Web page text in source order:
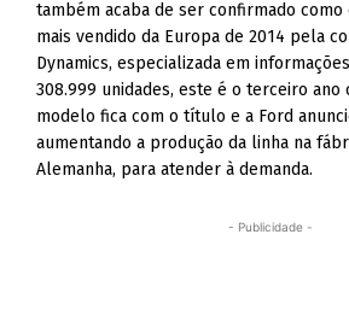
também acaba de ser confirmado
mais vendido da Europa de 2014 pela
Dynamics, especializada em
308.999 unidades, este é o terceiro ano
modelo fica com o título e a Ford
aumentando a produção da linha na
Alemanha, para atender à demanda.
- Publicidade -